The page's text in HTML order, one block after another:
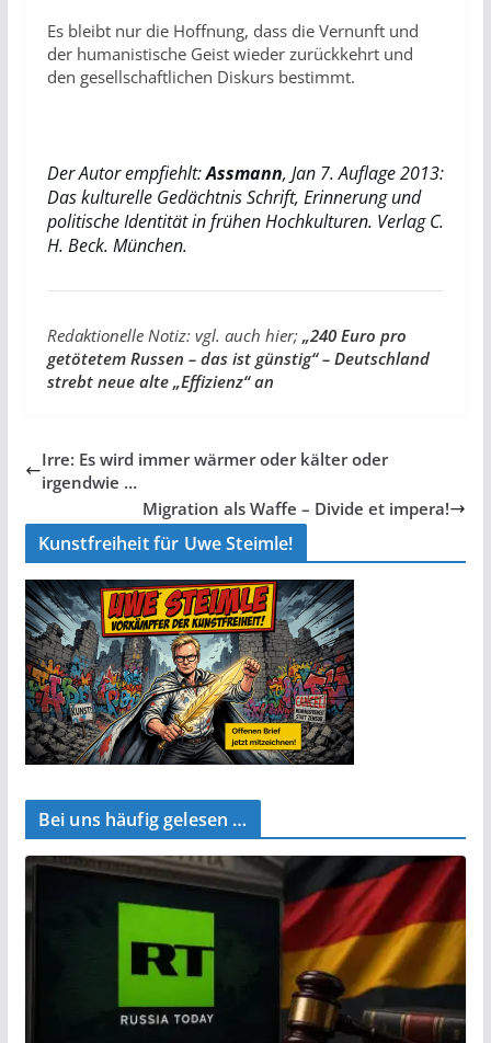
Es bleibt nur die Hoffnung, dass die Vernunft und
der humanistische Geist wieder zurückkehrt und
den gesellschaftlichen Diskurs bestimmt.
Der Autor empfiehlt:Assmann, Jan 7. Auflage 2013:
Das kulturelle Gedächtnis Schrift, Erinnerung und
politische Identität in frühen Hochkulturen. Verlag C.
H. Beck. München.
Redaktionelle Notiz: vgl. auch hier; „240 Euro pro
getötetem Russen – das ist günstig“ – Deutschland
strebt neue alte „Effizienz“ an
Irre: Es wird immer wärmer oder kälter oder
irgendwie …
Migration als Waffe – Divide et impera!
Kunstfreiheit für Uwe Steimle!
Bei uns häufig gelesen …